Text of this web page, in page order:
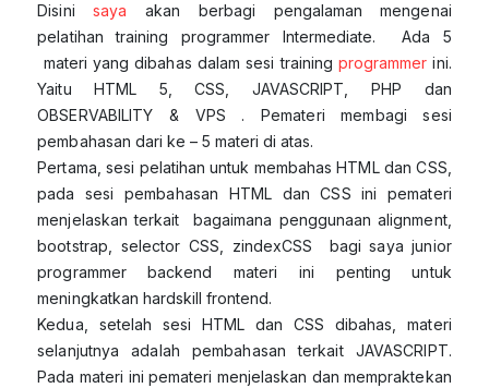
Disinisaya akan berbagi pengalaman mengenai
pelatihan training programmer Intermediate. Ada 5
materi yang dibahas dalam sesi training programmer ini.
Yaitu HTML 5, CSS, JAVASCRIPT, PHP dan
OBSERVABILITY & VPS . Pemateri membagi sesi
pembahasan dari ke – 5 materi di atas.
Pertama, sesi pelatihan untuk membahas HTML dan CSS,
pada sesi pembahasan HTML dan CSS ini pemateri
menjelaskan terkait bagaimana penggunaan alignment,
bootstrap, selector CSS, zindexCSS bagi saya junior
programmer backend materi ini penting untuk
meningkatkan hardskill frontend.
Kedua, setelah sesi HTML dan CSS dibahas, materi
selanjutnya adalah pembahasan terkait JAVASCRIPT.
Pada materi ini pemateri menjelaskan dan mempraktekan